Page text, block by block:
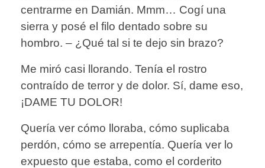
centrarme en Damián. Mmm… Cogí una
sierra y posé el filo dentado sobre su
hombro. – ¿Qué tal si te dejo sin brazo?
Me miró casi llorando. Tenía el rostro
contraído de terror y de dolor. Sí, dame eso,
¡DAME TU DOLOR!
Quería ver cómo lloraba, cómo suplicaba
perdón, cómo se arrepentía. Quería ver lo
expuesto que estaba, como el corderito